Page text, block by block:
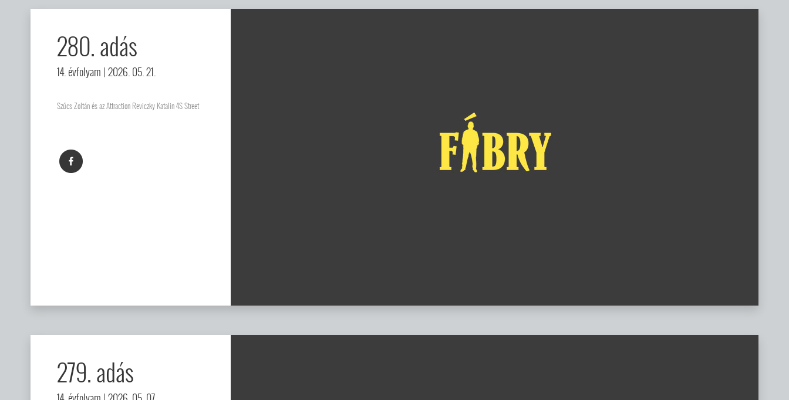
280. adás
14. évfolyam | 2026. 05. 21.
Szűcs Zoltán és az Attraction Reviczky Katalin 4S Street
279. adás